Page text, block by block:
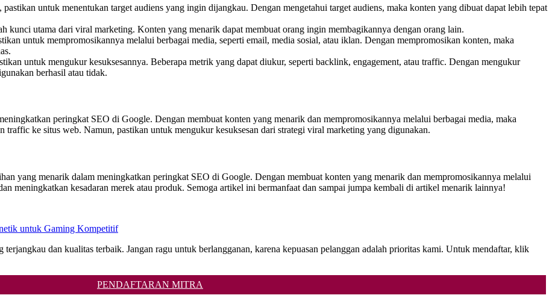
untuk menentukan target audiens yang ingin dijangkau. Dengan mengetahui target audiens, maka konten yang dibuat dapat lebih tepat
kunci utama dari viral marketing. Konten yang menarik dapat membuat orang ingin membagikannya dengan orang lain.
untuk mempromosikannya melalui berbagai media, seperti email, media sosial, atau iklan. Dengan mempromosikan konten, maka
untuk mengukur kesuksesannya. Beberapa metrik yang dapat diukur, seperti backlink, engagement, atau traffic. Dengan mengukur
berhasil atau tidak.
peringkat SEO di Google. Dengan membuat konten yang menarik dan mempromosikannya melalui berbagai media, maka
traffic ke situs web. Namun, pastikan untuk mengukur kesuksesan dari strategi viral marketing yang digunakan.
yang menarik dalam meningkatkan peringkat SEO di Google. Dengan membuat konten yang menarik dan mempromosikannya melalui
meningkatkan kesadaran merek atau produk. Semoga artikel ini bermanfaat dan sampai jumpa kembali di artikel menarik lainnya!
untuk Gaming Kompetitif
dan kualitas terbaik. Jangan ragu untuk berlangganan, karena kepuasan pelanggan adalah prioritas kami. Untuk mendaftar, klik
PENDAFTARAN MITRA